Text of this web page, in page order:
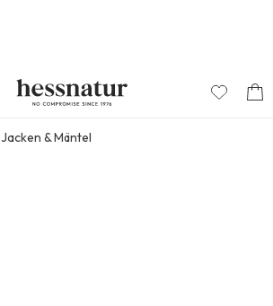
Jacken & Mäntel